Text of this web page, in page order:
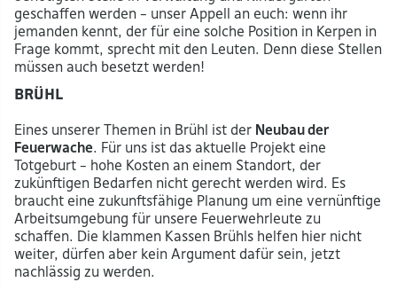
geschaffen werden – unser Appell an euch: wenn ihr
jemanden kennt, der für eine solche Position in Kerpen in
Frage kommt, sprecht mit den Leuten. Denn diese Stellen
müssen auch besetzt werden!
Brühl
Eines unserer Themen in Brühl ist der Neubau der
Feuerwache. Für uns ist das aktuelle Projekt eine
Totgeburt – hohe Kosten an einem Standort, der
zukünftigen Bedarfen nicht gerecht werden wird. Es
braucht eine zukunftsfähige Planung um eine vernünftige
Arbeitsumgebung für unsere Feuerwehrleute zu
schaffen. Die klammen Kassen Brühls helfen hier nicht
weiter, dürfen aber kein Argument dafür sein, jetzt
nachlässig zu werden.